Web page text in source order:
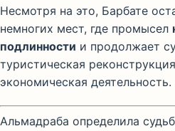
Несмотря на это, Барбате
немногих мест, где промысел
подлинности и продолжает
туристическая
экономическая деятельность.
Альмадраба определила